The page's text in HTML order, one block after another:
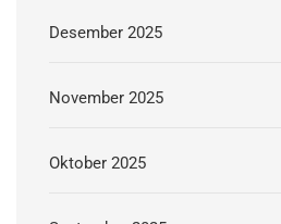
Desember 2025
November 2025
Oktober 2025